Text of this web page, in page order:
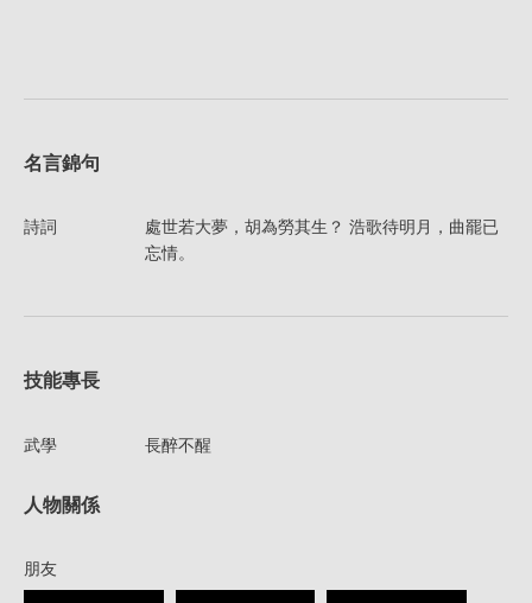
名言錦句
詩詞
處世若大夢，胡為勞其生？ 浩歌待明月，曲罷已
忘情。
技能專長
武學 長醉不醒
人物關係
朋友